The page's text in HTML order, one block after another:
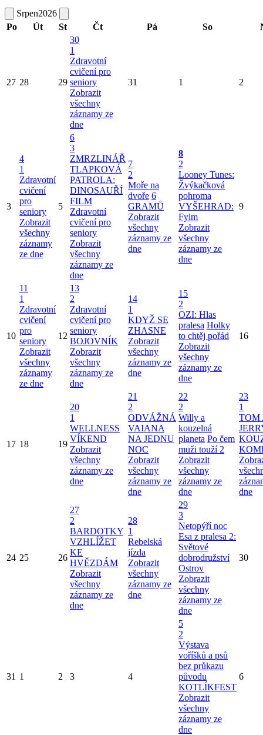
Srpen2026
Po
Út St Čt Pá So
27 28 29
30
1
Zdravotní
cvičení pro
seniory
Zobrazit
všechny
záznamy ze
dne
31 1 2
3
4
1
Zdravotní
cvičení
pro
seniory
Zobrazit
všechny
záznamy
ze dne
5
6
3
ZMRZLINÁŘ
TLAPKOVÁ
PATROLA:
DINOSAUŘÍ
FILM
Zdravotní
cvičení pro
seniory
Zobrazit
všechny
záznamy ze
dne
7
2
Moře na
dvoře 6
GRAMŮ
Zobrazit
všechny
záznamy ze
dne
8
2
Looney Tunes:
Žvýkačková
pohroma
VYŠEHRAD:
Fylm
Zobrazit
všechny
záznamy ze
dne
9
10
11
1
Zdravotní
cvičení
pro
seniory
Zobrazit
všechny
záznamy
ze dne
12
13
2
Zdravotní
cvičení pro
seniory
BOJOVNÍK
Zobrazit
všechny
záznamy ze
dne
14
1
KDYŽ SE
ZHASNE
Zobrazit
všechny
záznamy ze
dne
15
2
OZI: Hlas
pralesa Holky
to chtěj pořád
Zobrazit
všechny
záznamy ze
dne
16
17 18 19
20
1
WELLNESS
VÍKEND
Zobrazit
všechny
záznamy ze
dne
21
2
ODVÁŽNÁ
VAIANA
NA JEDNU
NOC
Zobrazit
všechny
záznamy ze
dne
22
2
Willy a
kouzelná
planeta Po čem
muži touží 2
Zobrazit
všechny
záznamy ze
dne
23
1
TOM
dne
24 25 26
27
2
BARDOTKY
VZHLÍŽET
KE
HVĚZDÁM
Zobrazit
všechny
záznamy ze
dne
28
1
Rebelská
jízda
Zobrazit
všechny
záznamy ze
dne
29
3
Netopýří noc
Esa z pralesa 2:
Světové
dobrodružství
Ostrov
Zobrazit
všechny
záznamy ze
dne
30
31 1 2 3 4
5
2
Výstava
voříšků a psů
bez průkazu
původu
KOTLÍKFEST
Zobrazit
všechny
záznamy ze
dne
6